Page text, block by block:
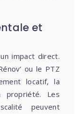
et
impact direct.
ou le PTZ
locatif, la
propriété. Les
peuvent